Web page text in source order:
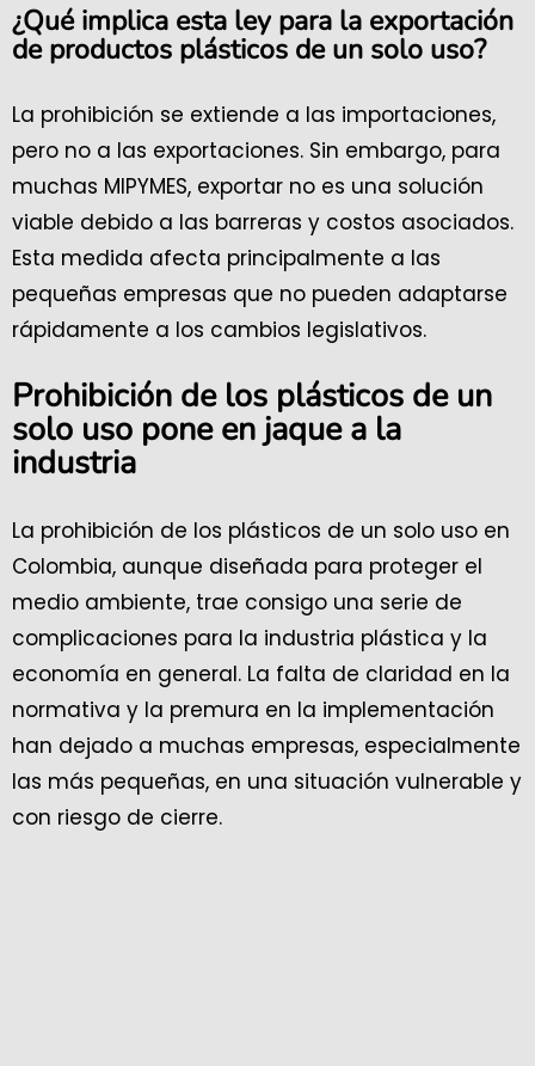
¿Qué implica esta ley para la exportación
de productos plásticos de un solo uso?
La prohibición se extiende a las importaciones,
pero no a las exportaciones. Sin embargo, para
muchas MIPYMES, exportar no es una solución
viable debido a las barreras y costos asociados.
Esta medida afecta principalmente a las
pequeñas empresas que no pueden adaptarse
rápidamente a los cambios legislativos.
Prohibición de los plásticos de un
solo uso pone en jaque a la
industria
La prohibición de los plásticos de un solo uso en
Colombia, aunque diseñada para proteger el
medio ambiente, trae consigo una serie de
complicaciones para la industria plástica y la
economía en general. La falta de claridad en la
normativa y la premura en la implementación
han dejado a muchas empresas, especialmente
las más pequeñas, en una situación vulnerable y
con riesgo de cierre.